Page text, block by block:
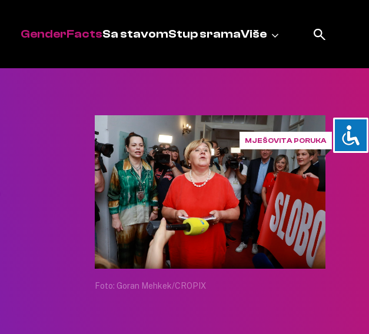
GenderFactsSa stavomStup sramaViše
MJEŠOVITA PORUKA
Foto: Goran Mehkek/CROPIX